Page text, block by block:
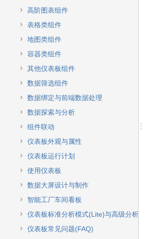
高阶图表组件
表格类组件
地图类组件
容器类组件
其他仪表板组件
数据筛选组件
数据绑定与前端数据处理
数据探索与分析
组件联动
仪表板外观与属性
仪表板运行计划
使用仪表板
数据大屏设计与制作
智能工厂车间看板
仪表板标准分析模式(Lite)与高级分析模式
仪表板常见问题(FAQ)